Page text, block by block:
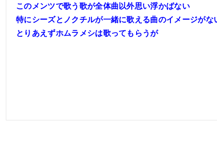
このメンツで歌う歌が全体曲以外思い浮かばない
特にシーズとノクチルが一緒に歌える曲のイメージがな
とりあえずホムラメシは歌ってもらうが